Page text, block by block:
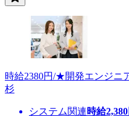
時給2380円/★開発エンジニ
杉
システム関連時給2,380